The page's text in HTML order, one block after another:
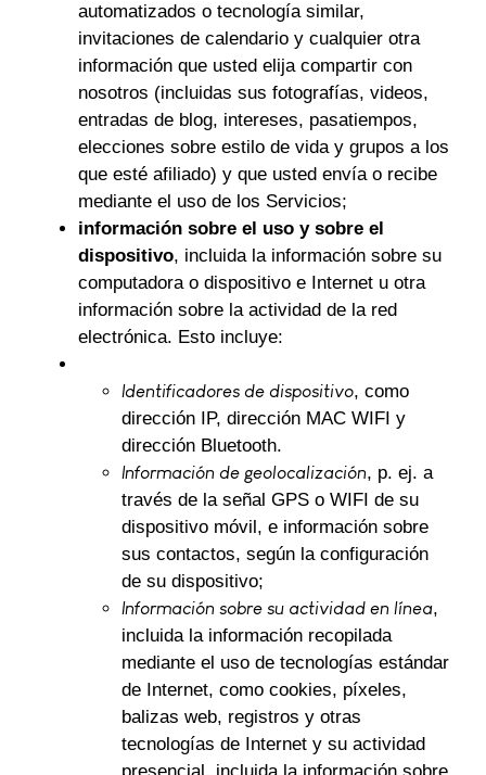
automatizados o tecnología similar,
invitaciones de calendario y cualquier otra
información que usted elija compartir con
nosotros (incluidas sus fotografías, videos,
entradas de blog, intereses, pasatiempos,
elecciones sobre estilo de vida y grupos a los
que esté afiliado) y que usted envía o recibe
mediante el uso de los Servicios;
información sobre el uso y sobre el
dispositivo, incluida la información sobre su
computadora o dispositivo e Internet u otra
información sobre la actividad de la red
electrónica. Esto incluye:
Identificadores de dispositivo, como
dirección IP, dirección MAC WIFI y
dirección Bluetooth.
Información de geolocalización, p. ej. a
través de la señal GPS o WIFI de su
dispositivo móvil, e información sobre
sus contactos, según la configuración
de su dispositivo;
Información sobre su actividad en línea,
incluida la información recopilada
mediante el uso de tecnologías estándar
de Internet, como cookies, píxeles,
balizas web, registros y otras
tecnologías de Internet y su actividad